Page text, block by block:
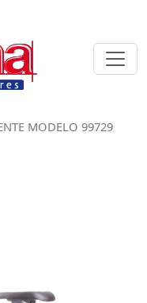
MODELO 99729